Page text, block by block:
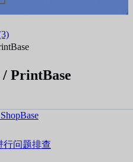
/ PrintBase
行问题排查